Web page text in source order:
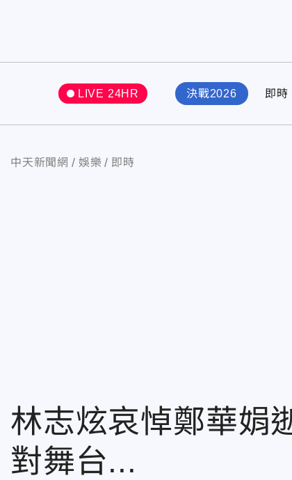
LIVE 24HR 決戰2026 即時
中天新聞網 娛樂 即時
林志炫哀悼鄭華
對舞台...